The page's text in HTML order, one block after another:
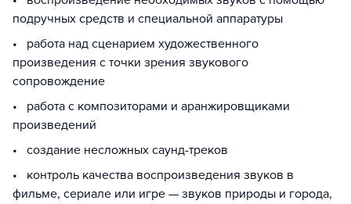
подручных средств и специальной аппаратуры
• работа над сценарием художественного
произведения с точки зрения звукового
сопровождение
• работа с композиторами и аранжировщиками
произведений
• создание несложных саунд-треков
• контроль качества воспроизведения звуков в
фильме, сериале или игре — звуков природы и города,